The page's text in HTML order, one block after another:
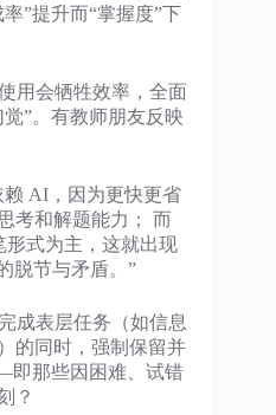
”提升而“掌握度”下
用会牺牲效率，全面
”。有教师朋友反映
AI，因为更快更省
考和解题能力； 而
形式为主，这就出现
脱节与矛盾。”
成表层任务（如信息
的同时，强制保留并
即那些因困难、试错
？